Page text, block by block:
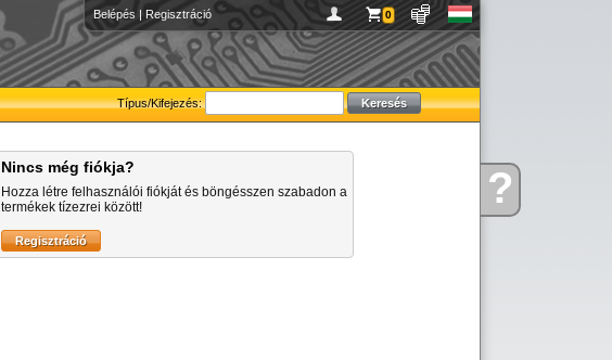
Kérdése?
Belépés | Regisztráció 0
Típus/Kifejezés:
Nincs még fiókja?
Hozza létre felhasználói fiókját és böngésszen szabadon a
termékek tízezrei között!